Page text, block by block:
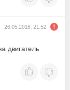
26.05.2016, 21:52
двигатель